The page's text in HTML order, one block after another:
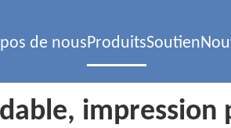
de nousProduitsSoutien